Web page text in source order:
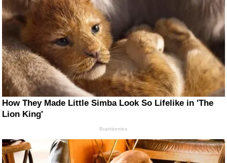
How They Made Little Simba Look So Lifelike in 'The
Lion King'
Brainberries